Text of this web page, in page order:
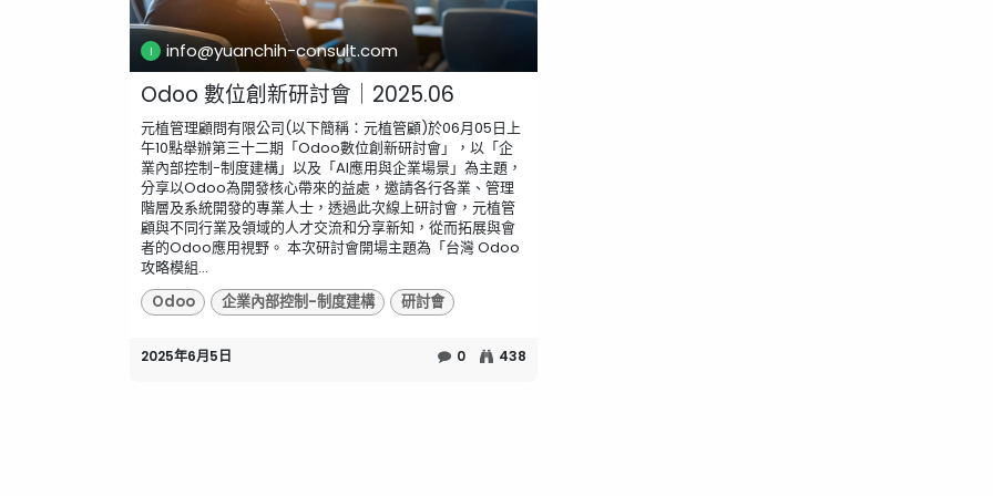
info@yuanchih-consult.com
Odoo 數位創新研討會｜2025.06
元植管理顧問有限公司(以下簡稱：元植管顧)於06月05日上
午10點舉辦第三十二期「Odoo數位創新研討會」，以「企
業內部控制-制度建構」以及「AI應用與企業場景」為主題，
分享以Odoo為開發核心帶來的益處，邀請各行各業、管理
階層及系統開發的專業人士，透過此次線上研討會，元植管
顧與不同行業及領域的人才交流和分享新知，從而拓展與會
者的Odoo應用視野。 ​本次研討會開場主題為「台灣 Odoo
攻略模組...
Odoo
企業內部控制-制度建構 研討會
2025年6月5日 0 438